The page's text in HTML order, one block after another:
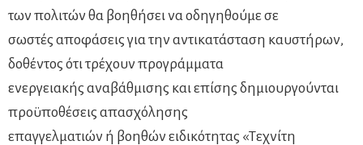
των πολιτών θα βοηθήσει να οδηγηθούμε σε
σωστές αποφάσεις για την αντικατάσταση καυστήρων,
δοθέντος ότι τρέχουν προγράμματα
ενεργειακής αναβάθμισης και επίσης δημιουργούνται
προϋποθέσεις απασχόλησης
επαγγελματιών ή βοηθών ειδικότητας «Τεχνίτη